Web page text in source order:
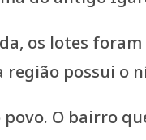
os lotes
possui o
O bairro